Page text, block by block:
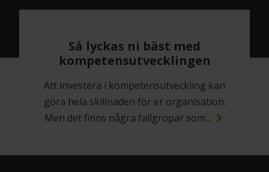
Så lyckas ni bäst med
kompetensutvecklingen
Att investera i kompetensutveckling kan
göra hela skillnaden för er organisation.
Men det finns några fallgropar som...